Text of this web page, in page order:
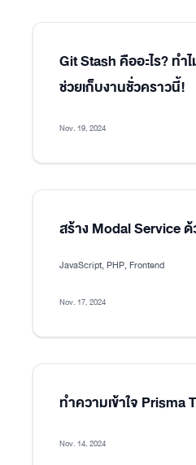
Git Stash คืออะไร? ท
ช่วยเก็บงานชั่วคราวนี้!
Nov. 19, 2024
สร้าง Modal Service
JavaScript, PHP, Frontend
Nov. 17, 2024
ทำความเข้าใจ Prisma
Nov. 14, 2024